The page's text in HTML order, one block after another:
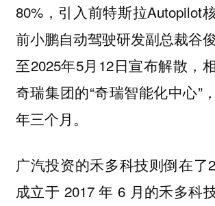
80%，引入前特斯拉Autopilot
前小鹏自动驾驶研发副总裁谷
至2025年5月12日宣布解散，
奇瑞集团的“奇瑞智能化中心”
年三个月。
广汽投资的禾多科技则倒在了
成立于 2017 年 6 月的禾多科